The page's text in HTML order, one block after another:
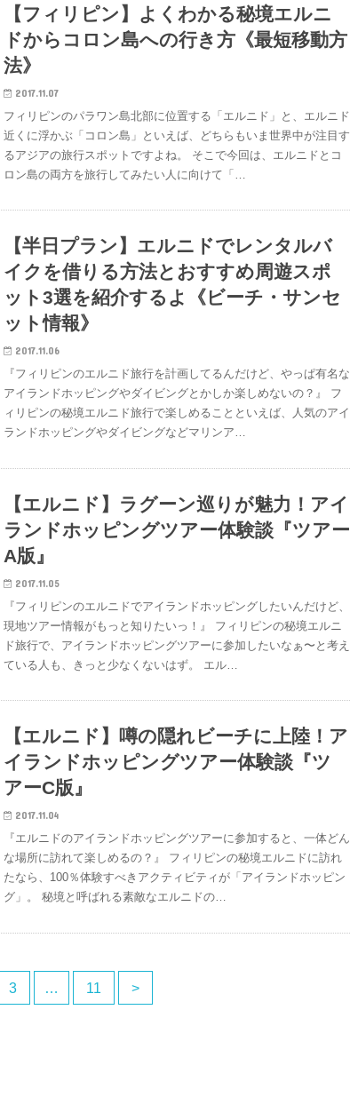
【フィリピン】よくわかる秘境エルニ
ドからコロン島への行き方《最短移動方
法》
2017.11.07
フィリピンのパラワン島北部に位置する「エルニド」と、エルニド
近くに浮かぶ「コロン島」といえば、どちらもいま世界中が注目す
るアジアの旅行スポットですよね。 そこで今回は、エルニドとコ
ロン島の両方を旅行してみたい人に向けて「…
【半日プラン】エルニドでレンタルバ
イクを借りる方法とおすすめ周遊スポ
ット3選を紹介するよ《ビーチ・サンセ
ット情報》
2017.11.06
『フィリピンのエルニド旅行を計画してるんだけど、やっぱ有名な
アイランドホッピングやダイビングとかしか楽しめないの？』 フ
ィリピンの秘境エルニド旅行で楽しめることといえば、人気のアイ
ランドホッピングやダイビングなどマリンア…
【エルニド】ラグーン巡りが魅力！アイ
ランドホッピングツアー体験談『ツアー
A版』
2017.11.05
『フィリピンのエルニドでアイランドホッピングしたいんだけど、
現地ツアー情報がもっと知りたいっ！』 フィリピンの秘境エルニ
ド旅行で、アイランドホッピングツアーに参加したいなぁ〜と考え
ている人も、きっと少なくないはず。 エル…
【エルニド】噂の隠れビーチに上陸！ア
イランドホッピングツアー体験談『ツ
アーC版』
2017.11.04
『エルニドのアイランドホッピングツアーに参加すると、一体どん
な場所に訪れて楽しめるの？』 フィリピンの秘境エルニドに訪れ
たなら、100％体験すべきアクティビティが「アイランドホッピン
グ」。 秘境と呼ばれる素敵なエルニドの…
3 … 11 >